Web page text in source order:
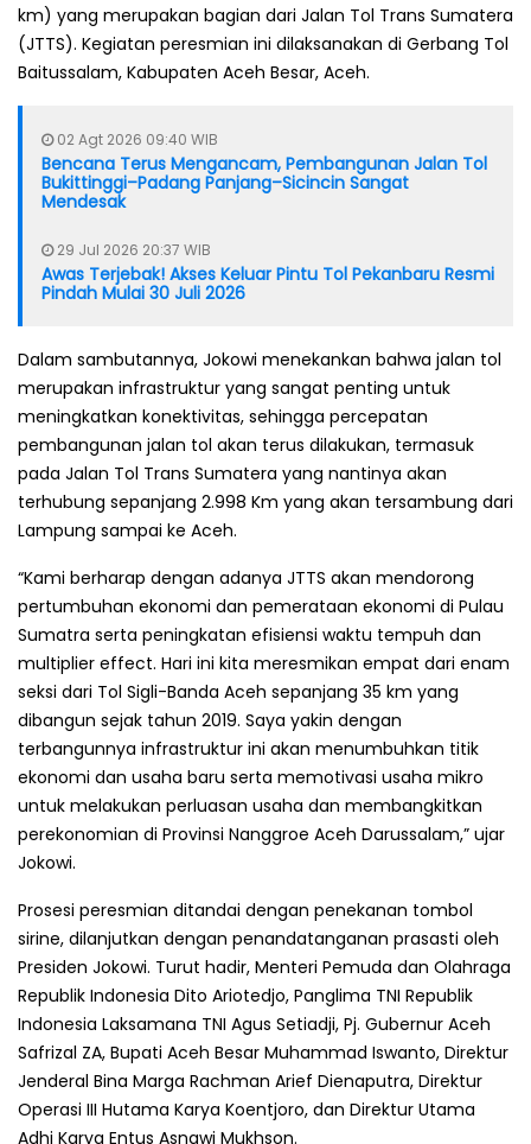
km) yang merupakan bagian dari Jalan Tol Trans Sumatera
(JTTS). Kegiatan peresmian ini dilaksanakan di Gerbang Tol
Baitussalam, Kabupaten Aceh Besar, Aceh.
02 Agt 2026 09:40 WIB
Bencana Terus Mengancam, Pembangunan Jalan Tol
Bukittinggi–Padang Panjang–Sicincin Sangat
Mendesak
29 Jul 2026 20:37 WIB
Awas Terjebak! Akses Keluar Pintu Tol Pekanbaru Resmi
Pindah Mulai 30 Juli 2026
Dalam sambutannya, Jokowi menekankan bahwa jalan tol
merupakan infrastruktur yang sangat penting untuk
meningkatkan konektivitas, sehingga percepatan
pembangunan jalan tol akan terus dilakukan, termasuk
pada Jalan Tol Trans Sumatera yang nantinya akan
terhubung sepanjang 2.998 Km yang akan tersambung dari
Lampung sampai ke Aceh.
“Kami berharap dengan adanya JTTS akan mendorong
pertumbuhan ekonomi dan pemerataan ekonomi di Pulau
Sumatra serta peningkatan efisiensi waktu tempuh dan
multiplier effect. Hari ini kita meresmikan empat dari enam
seksi dari Tol Sigli-Banda Aceh sepanjang 35 km yang
dibangun sejak tahun 2019. Saya yakin dengan
terbangunnya infrastruktur ini akan menumbuhkan titik
ekonomi dan usaha baru serta memotivasi usaha mikro
untuk melakukan perluasan usaha dan membangkitkan
perekonomian di Provinsi Nanggroe Aceh Darussalam,” ujar
Jokowi.
Prosesi peresmian ditandai dengan penekanan tombol
sirine, dilanjutkan dengan penandatanganan prasasti oleh
Presiden Jokowi. Turut hadir, Menteri Pemuda dan Olahraga
Republik Indonesia Dito Ariotedjo, Panglima TNI Republik
Indonesia Laksamana TNI Agus Setiadji, Pj. Gubernur Aceh
Safrizal ZA, Bupati Aceh Besar Muhammad Iswanto, Direktur
Jenderal Bina Marga Rachman Arief Dienaputra, Direktur
Operasi III Hutama Karya Koentjoro, dan Direktur Utama
Adhi Karya Entus Asnawi Mukhson.